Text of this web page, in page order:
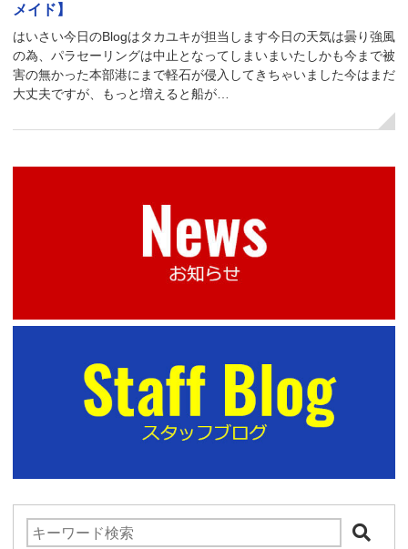
メイド】
はいさい今日のBlogはタカユキが担当します今日の天気は曇り強風
の為、パラセーリングは中止となってしまいまいたしかも今まで被
害の無かった本部港にまで軽石が侵入してきちゃいました今はまだ
大丈夫ですが、もっと増えると船が…